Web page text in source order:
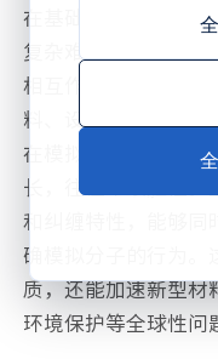
在基础科学研究领域
复杂难题的得力助手
相互作用以及化学反
料、设计高效催化剂
在模拟复杂分子的量
长，往往难以胜任。
和纠缠特性，能够同
确模拟分子的行为。
质，还能加速新型材
环境保护等全球性问